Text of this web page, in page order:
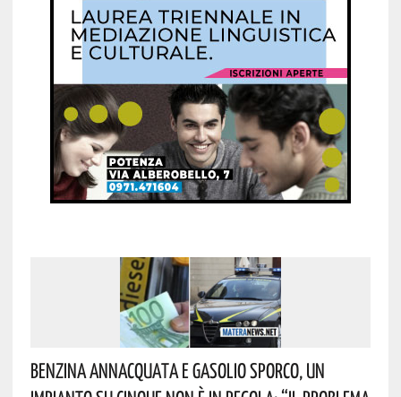
Benzina Annacquata E Gasolio Sporco, Un